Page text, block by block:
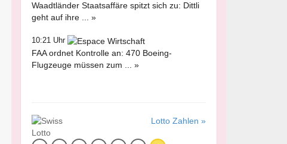
Waadtländer Staatsaffäre spitzt sich zu: Dittli
geht auf ihre ... »
10:21 Uhr
FAA ordnet Kontrolle an: 470 Boeing-
Flugzeuge müssen zum ... »
Lotto Zahlen »